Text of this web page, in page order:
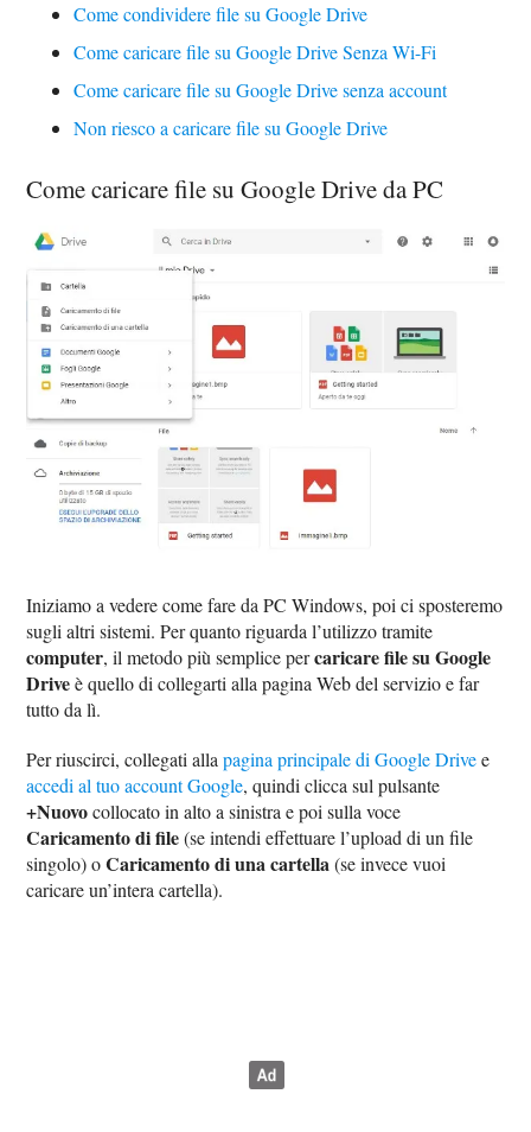
Come condividere file su Google Drive
Come caricare file su Google Drive Senza Wi-Fi
Come caricare file su Google Drive senza account
Non riesco a caricare file su Google Drive
Come caricare file su Google Drive da PC
Iniziamo a vedere come fare da PC Windows, poi ci sposteremo
sugli altri sistemi. Per quanto riguarda l’utilizzo tramite
computer, il metodo più semplice percaricare file su Google
Driveè quello di collegarti alla pagina Web del servizio e far
tutto da lì.
Per riuscirci, collegati allapagina principale di Google Drivee
accedi al tuo account Google, quindi clicca sul pulsante
+Nuovocollocato in alto a sinistra e poi sulla voce
Caricamento di file(se intendi effettuare l’upload di un file
singolo) oCaricamento di una cartella (se invece vuoi
caricare un’intera cartella).